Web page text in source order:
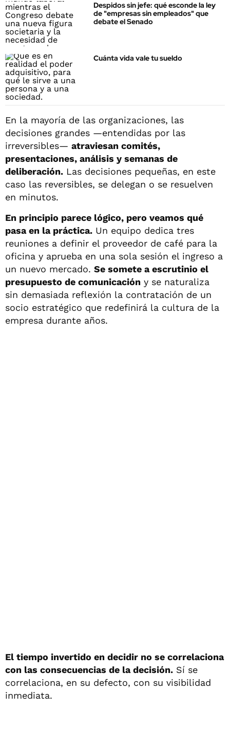
Despidos sin jefe: qué esconde la ley
de "empresas sin empleados" que
debate el Senado
Cuánta vida vale tu sueldo
En la mayoría de las organizaciones, las
decisiones grandes —entendidas por las
irreversibles— atraviesan comités,
presentaciones, análisis y semanas de
deliberación. Las decisiones pequeñas, en este
caso las reversibles, se delegan o se resuelven
en minutos.
En principio parece lógico, pero veamos qué
pasa en la práctica. Un equipo dedica tres
reuniones a definir el proveedor de café para la
oficina y aprueba en una sola sesión el ingreso a
un nuevo mercado. Se somete a escrutinio el
presupuesto de comunicación y se naturaliza
sin demasiada reflexión la contratación de un
socio estratégico que redefinirá la cultura de la
empresa durante años.
El tiempo invertido en decidir no se correlaciona
con las consecuencias de la decisión. Sí se
correlaciona, en su defecto, con su visibilidad
inmediata.